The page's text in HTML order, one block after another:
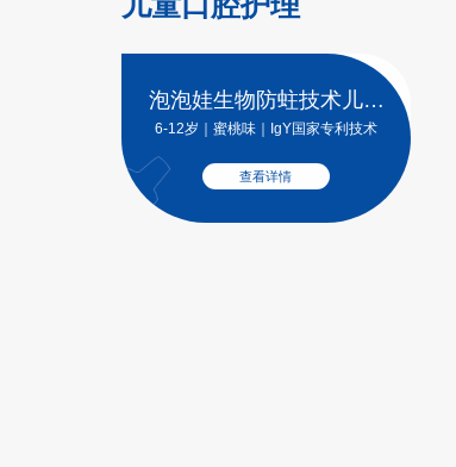
泡泡娃生物防蛀技术儿童
牙膏
6-12岁｜蜜桃味｜IgY国家专利技术
查看详情